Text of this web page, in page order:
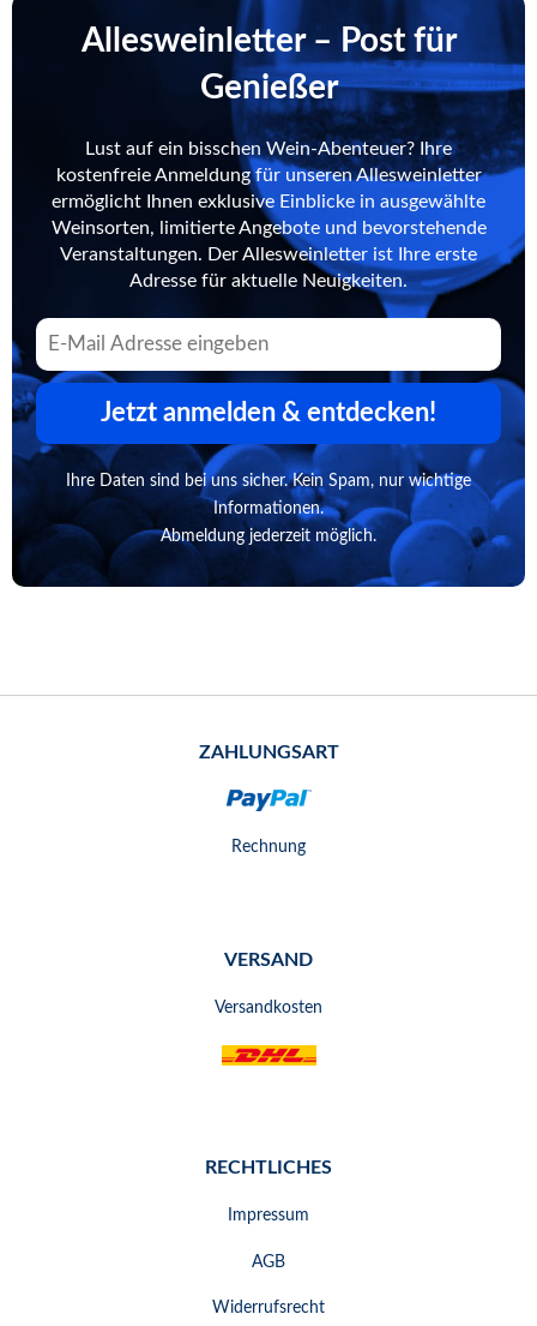
Allesweinletter – Post für
Genießer
Lust auf ein bisschen Wein-Abenteuer? Ihre
kostenfreie Anmeldung für unseren Allesweinletter
ermöglicht Ihnen exklusive Einblicke in ausgewählte
Weinsorten, limitierte Angebote und bevorstehende
Veranstaltungen. Der Allesweinletter ist Ihre erste
Adresse für aktuelle Neuigkeiten.
Jetzt anmelden & entdecken!
Ihre Daten sind bei uns sicher. Kein Spam, nur wichtige
Informationen.
Abmeldung jederzeit möglich.
ZAHLUNGSART
Rechnung
VERSAND
Versandkosten
RECHTLICHES
Impressum
AGB
Widerrufsrecht